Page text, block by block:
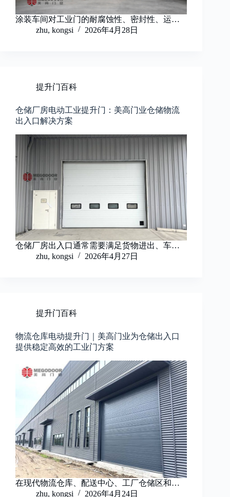
涂装车间对工业门的耐腐蚀性、密封性、运…
zhu, kongsi
2026年4月28日
提升门百科
仓储厂房电动工业提升门：美高门业仓储物流
出入口解决方案
仓储厂房出入口通常需要满足货物进出、车…
zhu, kongsi
2026年4月27日
提升门百科
物流仓库电动提升门｜美高门业为仓储出入口
提供稳定高效的工业门方案
在现代物流仓库、配送中心、工厂仓储区和…
zhu, kongsi
2026年4月24日